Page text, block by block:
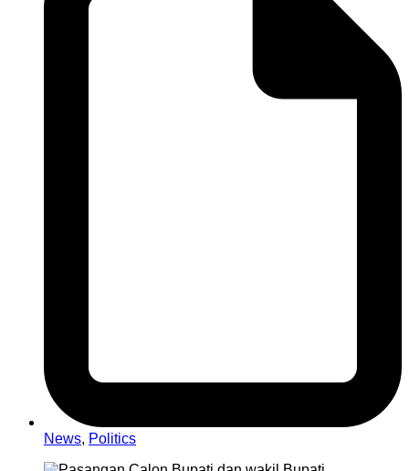
News, Politics